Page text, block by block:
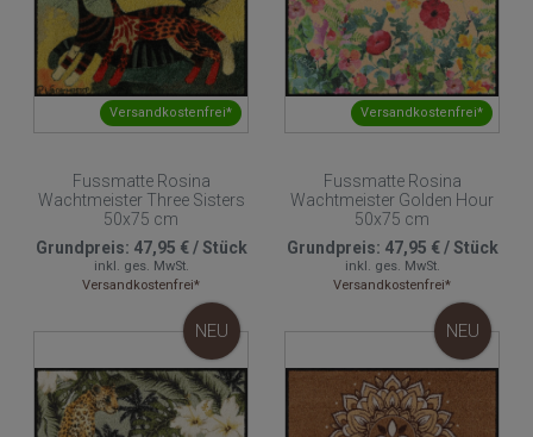
Versandkostenfrei*
Fussmatte Rosina
Wachtmeister Three Sisters
50x75 cm
Grundpreis: 47,95 €/Stück
inkl. ges. MwSt.
Versandkostenfrei*
Versandkostenfrei*
Fussmatte Rosina
Wachtmeister Golden Hour
50x75 cm
Grundpreis: 47,95 €/Stück
inkl. ges. MwSt.
Versandkostenfrei*
NEU NEU